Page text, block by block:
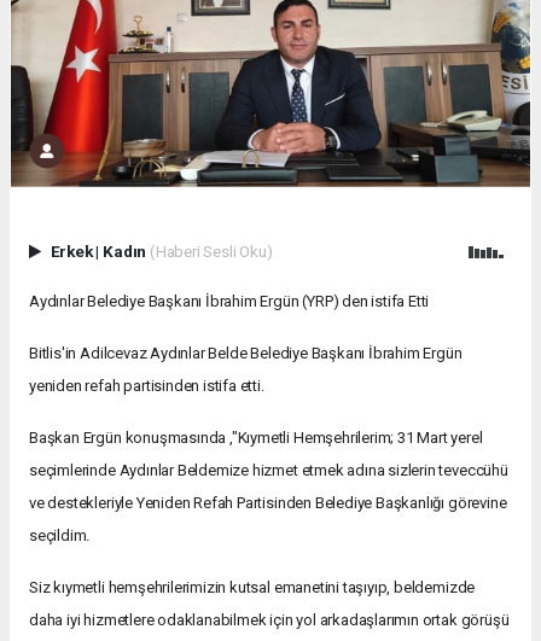
Erkek| Kadın (Haberi Sesli Oku)
Aydınlar Belediye Başkanı İbrahim Ergün (YRP) den istifa Etti
Bitlis'in Adilcevaz Aydınlar Belde Belediye Başkanı İbrahim Ergün
yeniden refah partisinden istifa etti.
Başkan Ergün konuşmasında ,"Kıymetli Hemşehrilerim; 31 Mart yerel
seçimlerinde Aydınlar Beldemize hizmet etmek adına sizlerin teveccühü
ve destekleriyle Yeniden Refah Partisinden Belediye Başkanlığı görevine
seçildim.
Siz kıymetli hemşehrilerimizin kutsal emanetini taşıyıp, beldemizde
daha iyi hizmetlere odaklanabilmek için yol arkadaşlarımın ortak görüşü